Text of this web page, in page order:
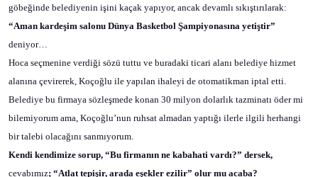
göbeğinde belediyenin işini kaçak yapıyor, ancak devamlı sıkıştırılarak:
“Aman kardeşim salonu Dünya Basketbol Şampiyonasına yetiştir”
deniyor…
Hoca seçmenine verdiği sözü tuttu ve buradaki ticari alanı belediye hizmet
alanına çevirerek, Koçoğlu ile yapılan ihaleyi de otomatikman iptal etti.
Belediye bu firmaya sözleşmede konan 30 milyon dolarlık tazminatı öder mi
bilemiyorum ama, Koçoğlu’nun ruhsat almadan yaptığı ilerle ilgili herhangi
bir talebi olacağını sanmıyorum.
Kendi kendimize sorup, “Bu firmanın ne kabahati vardı?” dersek,
cevabımız; “Atlat tepişir, arada eşekler ezilir” olur mu acaba?